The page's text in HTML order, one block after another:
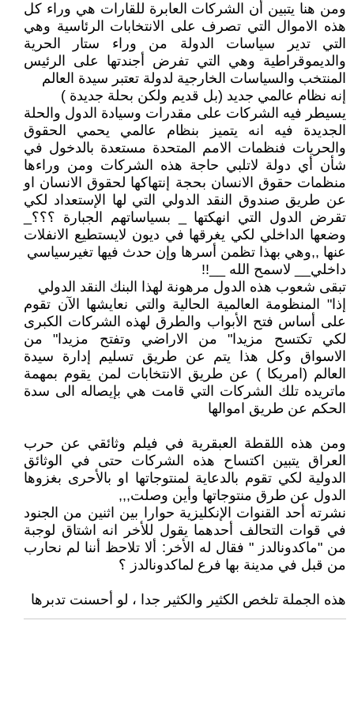
ومن هنا يتبين أن الشركات العابرة للقارات هي وراء كل
هذه الاموال التي تصرف على الانتخابات الرئاسية وهي
التي تدير سياسات الدولة من وراء ستار الحرية
والديموقراطية وهي التي تفرض أجندتها على الرئيس
المنتخب والسياسات الخارجية لدولة تعتبر سيدة العالم
إنه نظام عالمي جديد (بل قديم ولكن بحلة جديدة )
يسيطر فيه الشركات على مقدرات وسيادة الدول والحلة
الجديدة فيه انه يتميز بنظام عالمي يحمي الحقوق
والحريات فنظمات الامم المتحدة مستعدة بالدخول في
شأن أي دولة لاتلبي حاجة هذه الشركات ومن وراءها
منظمات حقوق الانسان بحجة إنتهاكها لحقوق الانسان او
عن طريق صندوق النقد الدولي التي لها الإستعداد لكي
تقرض الدول التي انهكتها _ بسياساتهم الجبارة ؟؟؟_
وضعها الداخلي لكي يغرقها في ديون لايستطيع الانفلات
عنها ,,وهي بهذا تظمن أسرها وإن حدث فيها تغيرسياسي
داخلي__ لاسمح الله __!!
تبقى شعوب هذه الدول مرهونة لهذا البنك النقد الدولي
إذا" المنظومة العالمية الحالية والتي نعايشها الآن تقوم
على أساس فتح الأبواب والطرق لهذه الشركات الكبرى
لكي تكتسح مزيدا" من الاراضي وتفتح مزيدا" من
الاسواق وكل هذا يتم عن طريق تسليم إدارة سيدة
العالم (امريكا ) عن طريق الانتخابات لمن يقوم بمهمة
ماتريده تلك الشركات التي قامت هي بإيصاله الى سدة
الحكم عن طريق اموالها
ومن هذه اللقطة العبقرية في فيلم وثائقي عن حرب
العراق يتبين اكتساح هذه الشركات حتى في الوثائق
الدولية لكي تقوم بالدعاية لمنتوجاتها او بالأحرى بغزوها
الدول عن طرق منتوجاتها وأين وصلت,,,
نشرته أحد القنوات الإنكليزية حوارا بين اثنين من الجنود
في قوات التحالف أحدهما يقول للأخر انه اشتاق لوجبة
من "ماكدونالدز " فقال له الأخر: ألا تلاحظ أننا لم نحارب
من قبل في مدينة بها فرع لماكدونالدز ؟
هذه الجملة تلخص الكثير والكثير جدا ، لو أحسنت تدبرها